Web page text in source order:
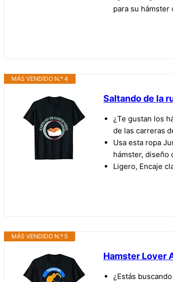
para su
MÁS VENDIDO N.º 4
Saltando de la
¿Te gustan los
de las carreras
Usa esta ropa
hámster, diseño
Ligero, Encaje
MÁS VENDIDO N.º 5
Hamster Lover
¿Estás